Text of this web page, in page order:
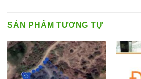
SẢN PHẨM TƯƠNG TỰ